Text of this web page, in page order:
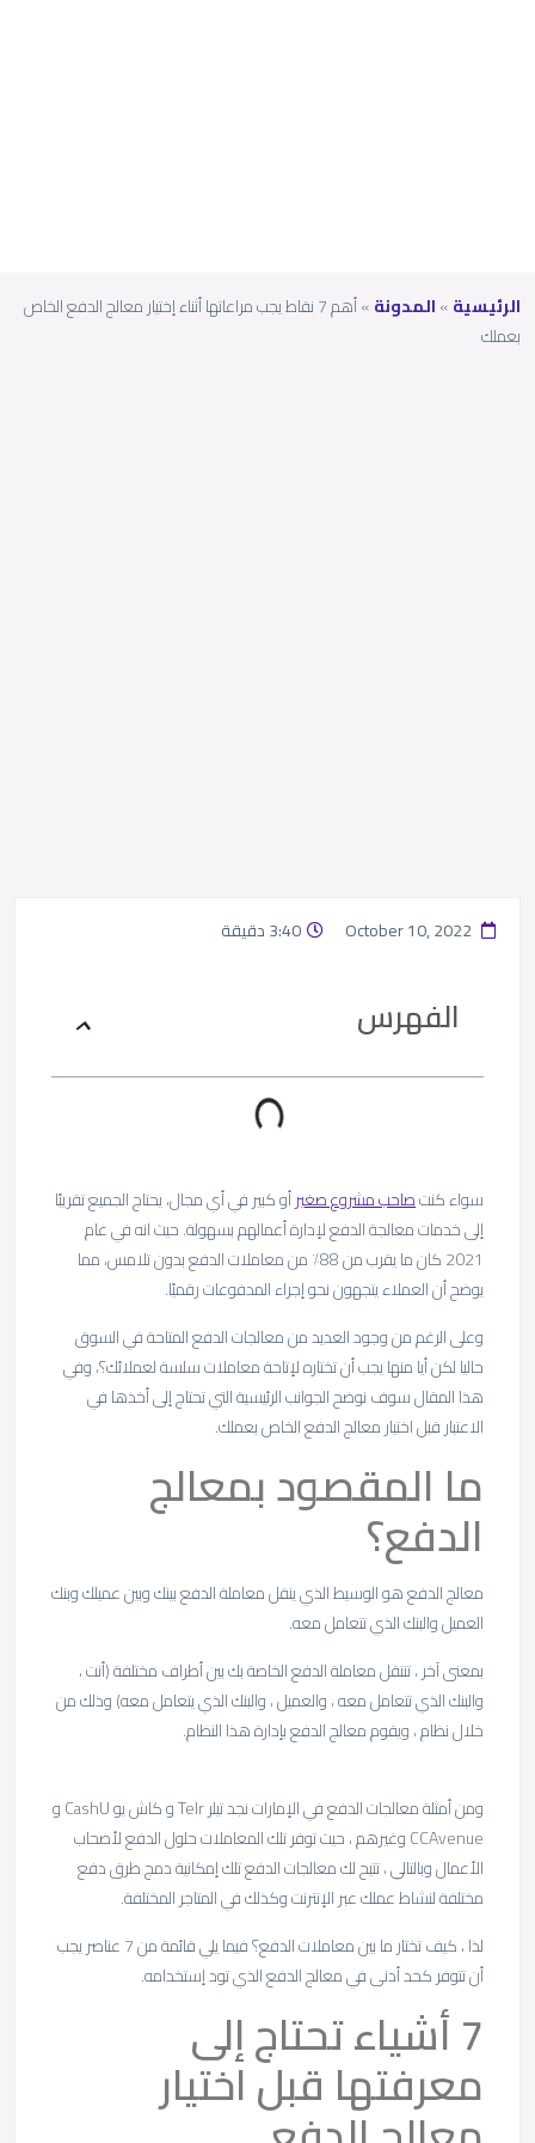
الرئيسية»المدونة»
أهم 7 نقاط يجب مراعاتها أثناء إختيار معالج الدفع الخاص
بعملك
3:40 دقيقة
الفهرس
سواء كنتصاحب مشروع صغيرأو كبير في أي مجال، يحتاج الجميع تقريبًا
إلى خدمات معالجة الدفع لإدارة أعمالهم بسهولة. حيث انه في عام
2021 كان ما يقرب من 88٪ من معاملات الدفع بدون تلامس، مما
يوضح أن العملاء يتجهون نحو إجراء المدفوعات رقميًا.
وعلى الرغم من وجود العديد من معالجات الدفع المتاحة في السوق
حاليا لكن أيا منها يجب أن تختاره لإتاحة معاملات سلسة لعملائك؟، وفي
هذا المقال سوف نوضح الجوانب الرئيسية التي تحتاج إلى أخذها في
الاعتبار قبل اختيار معالج الدفع الخاص بعملك.
ما المقصود بمعالج
الدفع؟
معالج الدفع هو الوسيط الذي ينقل معاملة الدفع بينك وبين عميلك وبنك
العميل والبنك الذي تتعامل معه.
بمعنى آخر ، تنتقل معاملة الدفع الخاصة بك بين أطراف مختلفة (أنت ،
والبنك الذي تتعامل معه ، والعميل ، والبنك الذي يتعامل معه) وذلك من
خلال نظام ، ويقوم معالج الدفع بإدارة هذا النظام.
ومن أمثلة معالجات الدفع في الإمارات نجد تيلر Telr و كاش يو CashU و
CCAvenue وغيرهم ، حيث توفر تلك المعاملات حلول الدفع لأصحاب
الأعمال وبالتالي ، تتيح لك معالجات الدفع تلك إمكانية دمج طرق دفع
مختلفة لنشاط عملك عبر الإنترنت وكذلك في المتاجر المختلفة.
لذا ، كيف تختار ما بين معاملات الدفع؟ فيما يلي قائمة من 7 عناصر يجب
أن تتوفر كحد أدنى في معالج الدفع الذي تود إستخدامه.
7 أشياء تحتاج إلى
معرفتها قبل اختيار